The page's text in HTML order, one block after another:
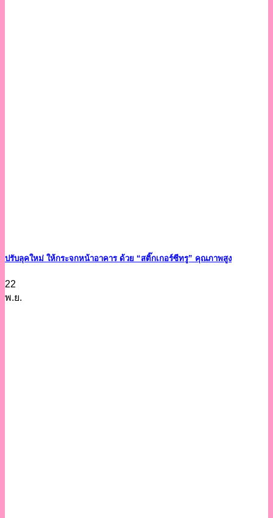
ปรับลุคใหม่ ให้กระจกหน้าอาคาร ด้วย “สติ๊กเกอร์ซีทรู” คุณภาพสูง
22
พ.ย.